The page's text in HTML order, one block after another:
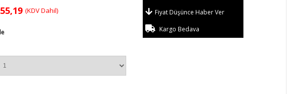
(KDV Dahil)
Fiyat Düşünce Haber Ver
Kargo Bedava